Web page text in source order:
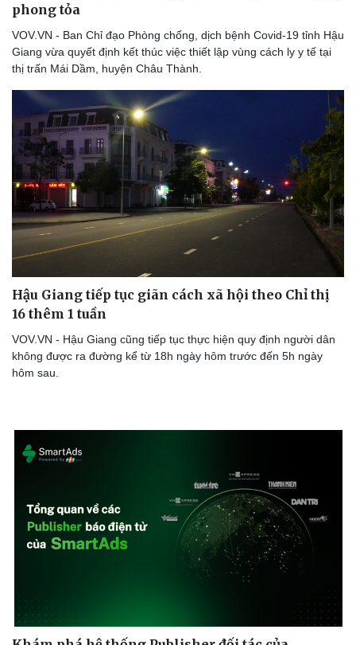
phong tỏa
VOV.VN - Ban Chỉ đạo Phòng chống, dịch bệnh Covid-19 tỉnh Hậu
Giang vừa quyết định kết thúc việc thiết lập vùng cách ly y tế tại
thị trấn Mái Dầm, huyện Châu Thành.
Hậu Giang tiếp tục giãn cách xã hội theo Chỉ thị
16 thêm 1 tuần
VOV.VN - Hậu Giang cũng tiếp tục thực hiện quy định người dân
không được ra đường kể từ 18h ngày hôm trước đến 5h ngày
hôm sau.